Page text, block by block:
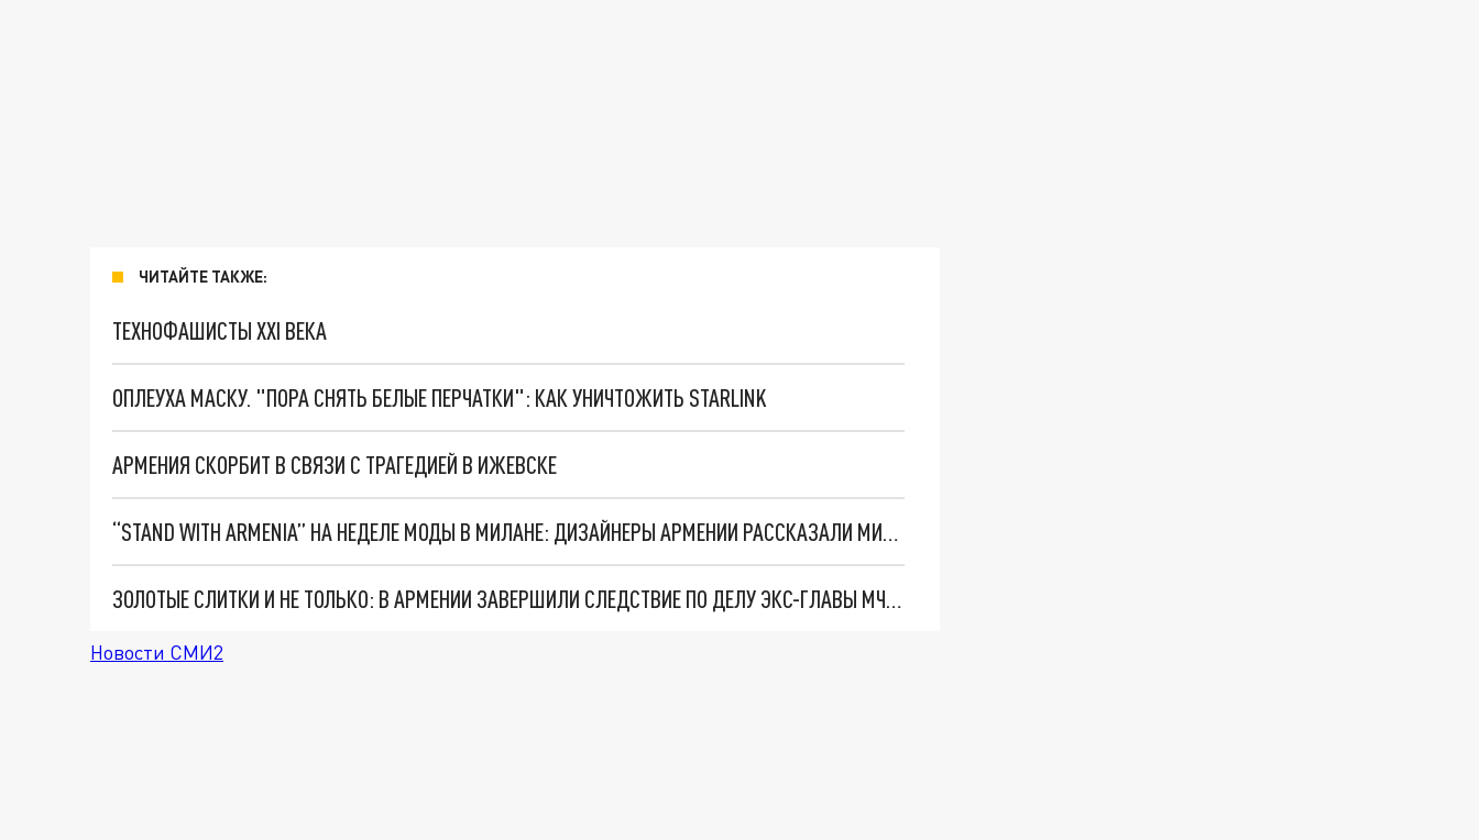
ЧИТАЙТЕ ТАКЖЕ:
ТЕХНОФАШИСТЫ XXI ВЕКА
ОПЛЕУХА МАСКУ. "ПОРА СНЯТЬ БЕЛЫЕ ПЕРЧАТКИ": КАК УНИЧТОЖИТЬ STARLINK
АРМЕНИЯ СКОРБИТ В СВЯЗИ С ТРАГЕДИЕЙ В ИЖЕВСКЕ
“STAND WITH ARMENIA” НА НЕДЕЛЕ МОДЫ В МИЛАНЕ: ДИЗАЙНЕРЫ АРМЕНИИ РАССКАЗАЛИ МИРУ ОБ АГРЕССИИ БАКУ
ЗОЛОТЫЕ СЛИТКИ И НЕ ТОЛЬКО: В АРМЕНИИ ЗАВЕРШИЛИ СЛЕДСТВИЕ ПО ДЕЛУ ЭКС-ГЛАВЫ МЧС ПИЛОЯНА
Новости СМИ2